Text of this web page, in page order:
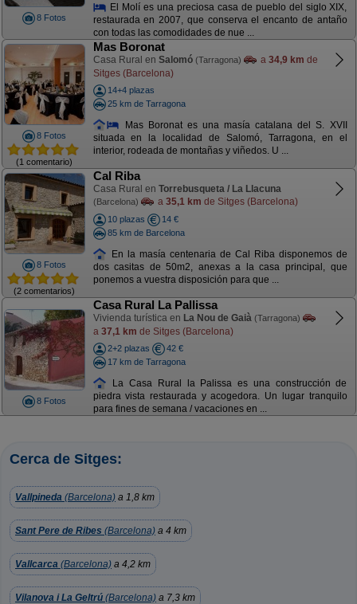
8 Fotos
El Molí es una preciosa casa de pueblo del siglo XIX,
restaurada en 2007, que conserva el encanto de antaño
con todas las comodidades de nue ...
8 Fotos
(1 comentario)
Mas Boronat
Casa Rural en Salomó (Tarragona) a 34,9 km de
Sitges (Barcelona)
14+4 plazas
25 km de Tarragona
Mas Boronat es una masía catalana del S. XVII
situada en la localidad de Salomó, Tarragona, en el
interior, rodeada de montañas y viñedos. U ...
8 Fotos
(2 comentarios)
Cal Riba
Casa Rural en Torrebusqueta / La Llacuna
(Barcelona) a 35,1 km de Sitges (Barcelona)
10 plazas
14 €
85 km de Barcelona
En la masía centenaria de Cal Riba disponemos de
dos casitas de 50m2, anexas a la casa principal, que
ponemos a vuestra disposición para que ...
8 Fotos
Casa Rural La Pallissa
Vivienda turística en La Nou de Gaià (Tarragona)
a 37,1 km de Sitges (Barcelona)
2+2 plazas
42 €
17 km de Tarragona
La Casa Rural la Palissa es una construcción de
piedra vista restaurada y acogedora. Un lugar tranquilo
para fines de semana / vacaciones en ...
Cerca de Sitges:
Vallpineda (Barcelona) a 1,8 km
Sant Pere de Ribes (Barcelona) a 4 km
Vallcarca (Barcelona) a 4,2 km
Vilanova i La Geltrú (Barcelona) a 7,3 km